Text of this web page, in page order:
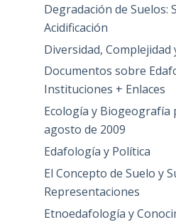
Degradación de Suelos:
Acidificación
Diversidad, Complejidad
Documentos sobre
Instituciones + Enlaces
Ecología y
agosto de 2009
Edafología y Política
El Concepto de Suelo y
Representaciones
Etnoedafología y